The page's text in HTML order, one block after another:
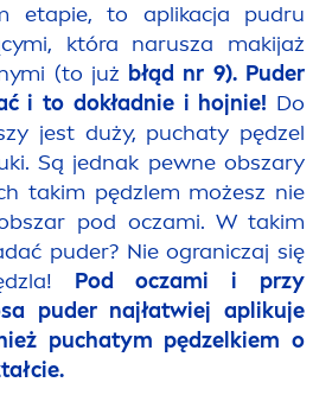
etapie, to aplikacja pudru
która narusza makijaż
(to już błąd nr 9). Puder
i to dokładnie i hojnie! Do
jest duży, puchaty pędzel
Są jednak pewne obszary
takim pędzlem możesz nie
pod oczami. W takim
puder? Nie ograniczaj się
Pod oczami i przy
puder najłatwiej aplikuje
puchatym pędzelkiem o